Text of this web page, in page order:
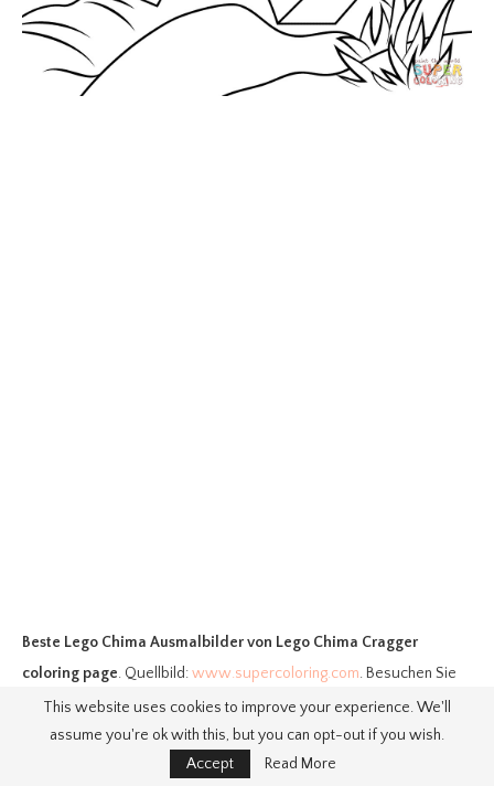
Beste Lego Chima Ausmalbildervon Lego Chima Cragger
coloring page. Quellbild:www.supercoloring.com. Besuchen Sie
diese Site für Details: www.supercoloring.com
This website uses cookies to improve your experience. We'll
assume you're ok with this, but you can opt-out if you wish.
Accept
Read More